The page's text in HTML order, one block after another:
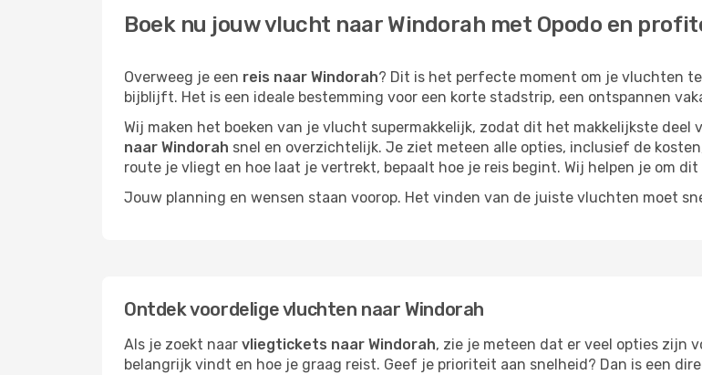
Boek nu jouw vlucht naar Windorah met Opodo en
Overweeg je een reis naar Windorah? Dit is het perfecte moment om je vluchten
bijblijft. Het is een ideale bestemming voor een korte stadstrip, een ontspannen
Wij maken het boeken van je vlucht supermakkelijk, zodat dit het makkelijkste deel
naar Windorah snel en overzichtelijk. Je ziet meteen alle opties, inclusief de
route je vliegt en hoe laat je vertrekt, bepaalt hoe je reis begint. Wij helpen je om dit
Jouw planning en wensen staan voorop. Het vinden van de juiste vluchten moet
Ontdek voordelige vluchten naar Windorah
Als je zoekt naar vliegtickets naar Windorah, zie je meteen dat er veel opties zijn
belangrijk vindt en hoe je graag reist. Geef je prioriteit aan snelheid? Dan is een